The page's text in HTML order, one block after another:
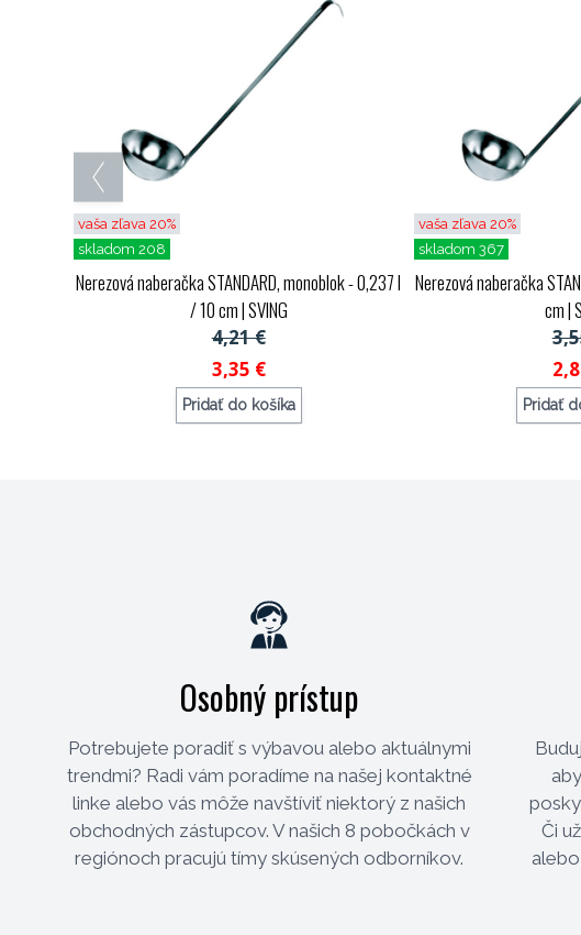
vaša zľava 20%
skladom 208
Nerezová naberačka STANDARD, monoblok - 0,237 l
/ 10 cm| SVING
4,21 €
3,35 €
Pridať do košíka
vaša zľava 20%
skladom 367
Nerezová naberačka
cm|
Pridať
Osobný prístup
Potrebujete poradiť s výbavou alebo aktuálnymi
trendmi? Radi vám poradíme na našej kontaktné
linke alebo vás môže navštíviť niektorý z našich
obchodných zástupcov. V našich 8 pobočkách v
regiónoch pracujú tímy skúsených odborníkov.
Či